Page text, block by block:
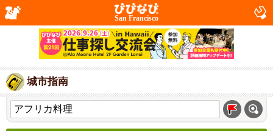
San Francisco
城市指南